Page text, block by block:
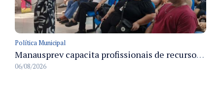
Política Municipal
Manausprev capacita profissionais de recursos humanos para agilizar concessão de aposentadorias no município
06/08/2026